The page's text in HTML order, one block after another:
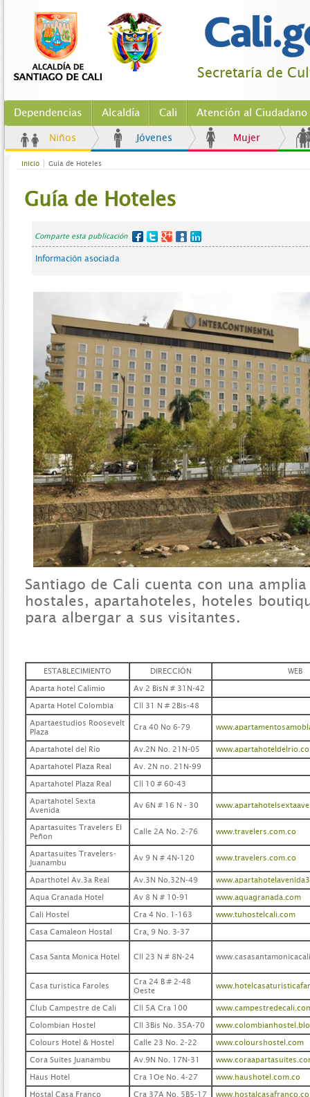
Secretaría de
Dependencias Alcaldía Cali Atención al Ciudadano
Niños Jóvenes Mujer
Inicio Guía de Hoteles
Guía de Hoteles
Comparte esta publicación
Información asociada
Santiago de Cali cuenta con una
hostales, apartahoteles, hoteles
para albergar a sus visitantes.
ESTABLECIMIENTO DIRECCIÓN
WEB
Aparta hotel Calimio
Av 2 BisN # 31N-42
Aparta Hotel Colombia
Cll 31 N # 2Bis-48
Apartaestudios Roosevelt
Plaza
Cra 40 No 6-79
Apartahotel del Rio Av.2N No. 21N-05
Apartahotel Plaza Real
Av. 2N no. 21N-99
Apartahotel Plaza Real
Cll 10 # 60-43
Apartahotel Sexta
Avenida
Av 6N # 16 N - 30
Apartasuites Travelers El
Peñon
Calle 2A No. 2-76 www.travelers.com.co
Apartasuites Travelers-
Juanambu
Av 9 N # 4N-120 www.travelers.com.co
Aparthotel Av.3a Real Av.3N No.32N-49
Aqua Granada Hotel
Av 8 N # 10-91
www.aquagranada.com
Cali Hostel
Cra 4 No. 1-163
www.tuhostelcali.com
Casa Camaleon Hostal
Cra, 9 No. 3-37
Casa Santa Monica Hotel Cll 23 N # 8N-24
Casa turistica Faroles
Cra 24 B # 2-48
Oeste
Club Campestre de Cali Cll 5A Cra 100
Colombian Hostel
Cll 3Bis No. 35A-70
Colours Hotel & Hostel
Calle 23 No. 2-22
www.colourshostel.com
Cora Suites Juanambu
Av.9N No. 17N-31
Haus Hotel
Cra 1Oe No. 4-27
www.haushotel.com.co
Hostal Casa Franco
Cra 37A No. 5B5-17